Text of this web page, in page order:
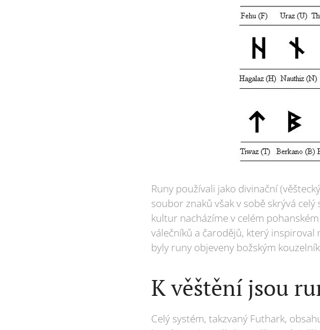
Runy používali jako divinační
soubor znaků však v sobě skrývá
kultur nacházíme v celém
válečníků a čarodějů, který inspiroval
byly runy objeveny božským
K věštění jsou
Celý systém, takzvaný Futhark,